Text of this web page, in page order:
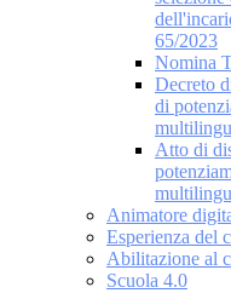
65/2023
Nomina
Decreto
di
Atto di
Animatore
Esperienza del
Abilitazione al
Scuola 4.0